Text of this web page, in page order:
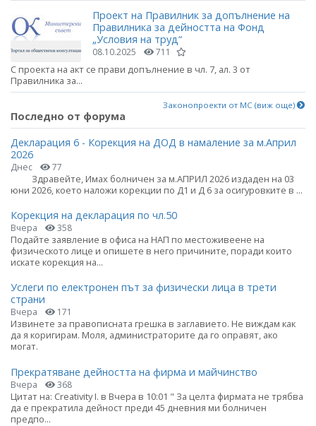
Проект на Правилник за допълнение на
Правилника за дейността на Фонд
„Условия на труд“
08.10.2025 711
С проекта на акт се прави допълнение в чл. 7, ал. 3 от
Правилника за...
Законопроекти от МС (виж още)
Последно от форума
Декларация 6 - Корекция на ДОД в намаление за м.Април
2026
Днес 77
Здравейте, Имах болничен за м.АПРИЛ 2026 издаден на 03
юни 2026, което наложи корекции по Д1 и Д 6 за осигуровките в ...
Корекция на декларация по чл.50
Вчера 358
Подайте заявление в офиса на НАП по местоживеене на
физическото лице и опишете в него причините, поради които
искате корекция на...
Услеги по електронен път за физически лица в трети
страни
Вчера 171
Извинете за правописната грешка в заглавието. Не виждам как
да я коригирам. Моля, администраторите да го оправят, ако
могат.
Прекратяване дейността на фирма и майчинство
Вчера 368
Цитат на: Creativity I. в Вчера в 10:01 " За целта фирмата не трябва
да е прекратила дейност преди 45 дневния ми болничен
предпо...